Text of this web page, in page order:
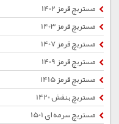
مستربچ قرمز 1402
مستربچ قرمز 1403
مستربچ قرمز 1407
مستربچ قرمز 1409
مستربچ قرمز 1415
مستربچ بنفش 1420
مستربچ سرمه ای 1501